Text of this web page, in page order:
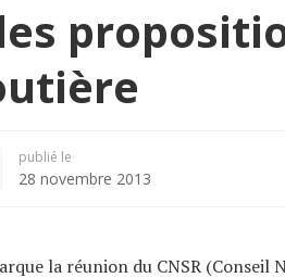
publié le
28 novembre 2013
la réunion du CNSR (Conseil